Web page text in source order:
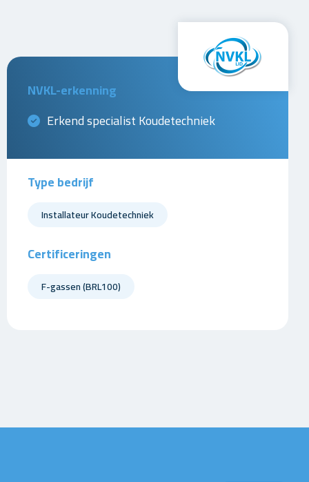
NVKL-erkenning
Erkend specialist Koudetechniek
Type bedrijf
Installateur Koudetechniek
Certificeringen
F-gassen (BRL100)